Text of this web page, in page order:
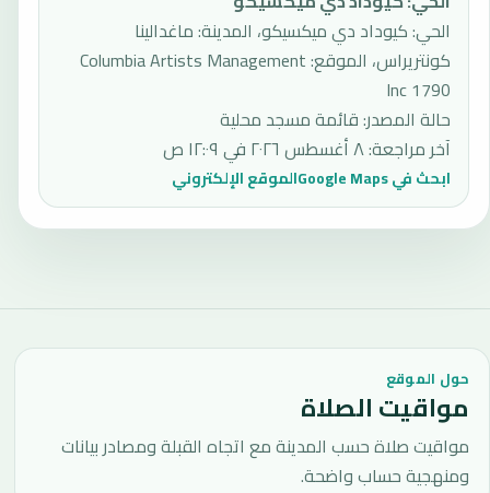
الحي: كيوداد دي ميكسيكو، المدينة: ماغدالينا
كونتريراس، الموقع: Columbia Artists Management
Inc 1790
حالة المصدر:قائمة مسجد محلية
آخر مراجعة:٨ أغسطس ٢٠٢٦ في ١٢:٠٩ ص
ابحث في Google Maps الموقع الإلكتروني
حول الموقع
مواقيت الصلاة
مواقيت صلاة حسب المدينة مع اتجاه القبلة ومصادر بيانات
ومنهجية حساب واضحة.